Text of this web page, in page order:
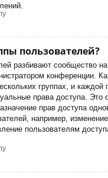
пользователей?
разбивают сообщество
конференции.
группах, и каждой
права доступа. Это
прав доступа
например,
пользователям